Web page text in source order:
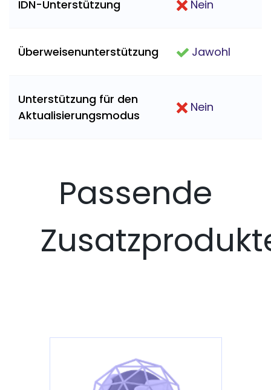
IDN-Unterstützung Nein
Überweisenunterstützung Jawohl
Unterstützung für den
Aktualisierungsmodus
Nein
Passende